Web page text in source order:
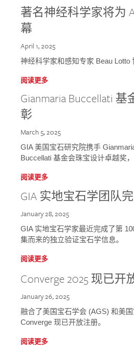
著名神经科学家将为
幕
April 1, 2025
神经科学家和感知专家 Beau
阅读更多
Gianmaria Buccellati
彰
March 5, 2025
GIA 美国宝石研究院携手
Buccellati 基金会珠宝设计卓越奖
阅读更多
GIA 实地宝石学团队
January 28, 2025
GIA 实地宝石学家最近完成了第
集而来的独立验证宝石学信息。
阅读更多
Converge 2025 现已
January 26, 2025
融合了美国宝石学会 (AGS) 和美
Converge 现已开放注册。
阅读更多